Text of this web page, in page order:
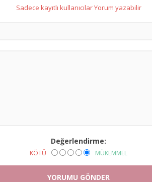
Sadece kayıtlı kullanıcılar Yorum yazabilir
Değerlendirme:
KÖTÜ MÜKEMMEL